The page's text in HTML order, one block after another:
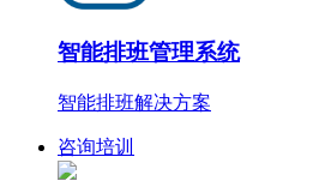
智能排班管理系统
智能排班解决方案
咨询培训